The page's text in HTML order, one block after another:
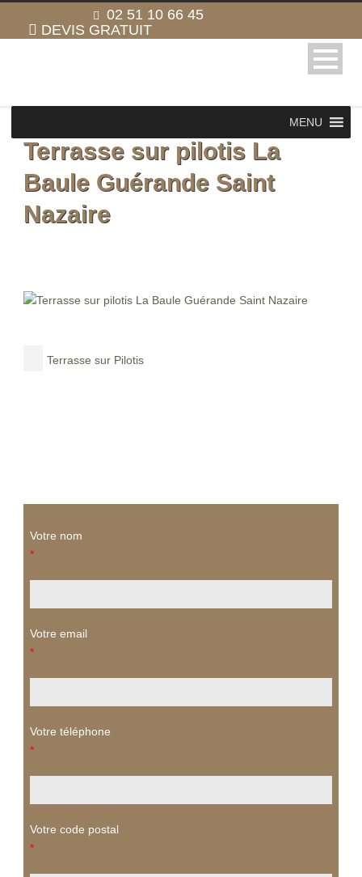
02 51 10 66 45
DEVIS GRATUIT
MENU
Terrasse sur pilotis La
Baule Guérande Saint
Nazaire
Terrasse sur Pilotis
Votre nom
*
Votre email
*
Votre téléphone
*
Votre code postal
*